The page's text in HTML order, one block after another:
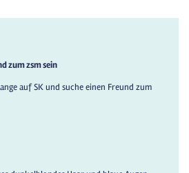
zum zsm sein
auf SK und suche einen Freund zum